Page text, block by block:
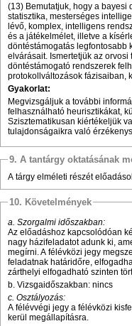
(13) Bemutatjuk, hogy a bayesi
statisztika, mesterséges
lévő, komplex, intelligens
és a játékelmélet, illetve a
döntéstámogatás legfontosabb
elvárásait. Ismertetjük az
döntéstámogató rendszerek
protokollváltozások fázisaiban,
Gyakorlat:
Megvizsgáljuk a további
felhasználható heurisztikákat,
Szisztematikusan kiértékeljük
tulajdonságaikra való
9. A tantárgy oktatásának
A tárgy elméleti részét
10. Követelmények
a. Szorgalmi időszakban:
Az előadáshoz kapcsolódóan
nagy házifeladatot adunk ki,
megírni. A félévközi jegy
feladatnak határidőre,
zárthelyi elfogadható szinten
b. Vizsgaidőszakban: nincs
c. Osztályozás:
A félévvégi jegy a félévközi
kerül megállapításra.